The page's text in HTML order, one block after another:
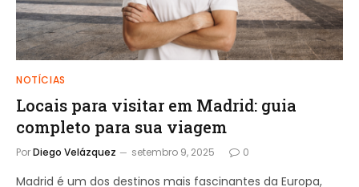
NOTÍCIAS
Locais para visitar em Madrid: guia
completo para sua viagem
PorDiego Velázquez setembro 9, 2025 0
Madrid é um dos destinos mais fascinantes da Europa,